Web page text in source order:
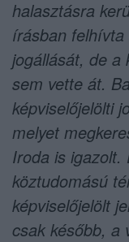
halasztásra
írásban
jogállását, de a
sem vette át.
képviselőjelölti
melyet
Iroda is igazolt.
köztudomású
képviselőjelölt
csak később, a